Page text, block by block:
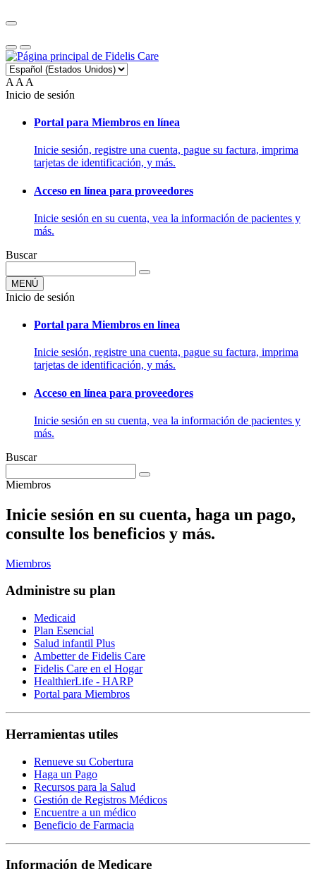
A A A
Inicio de sesión
Portal para Miembros en línea
Inicie sesión, registre una cuenta, pague su factura, imprima
tarjetas de identificación, y más.
Acceso en línea para proveedores
Inicie sesión en su cuenta, vea la información de pacientes y
más.
Buscar
MENÚ
Inicio de sesión
Portal para Miembros en línea
Inicie sesión, registre una cuenta, pague su factura, imprima
tarjetas de identificación, y más.
Acceso en línea para proveedores
Inicie sesión en su cuenta, vea la información de pacientes y
más.
Buscar
Miembros
Inicie sesión en su cuenta, haga un pago,
consulte los beneficios y más.
Miembros
Administre su plan
Medicaid
Plan Esencial
Salud infantil Plus
Ambetter de Fidelis Care
Fidelis Care en el Hogar
HealthierLife - HARP
Portal para Miembros
Herramientas utiles
Renueve su Cobertura
Haga un Pago
Recursos para la Salud
Gestión de Registros Médicos
Encuentre a un médico
Beneficio de Farmacia
Información de Medicare